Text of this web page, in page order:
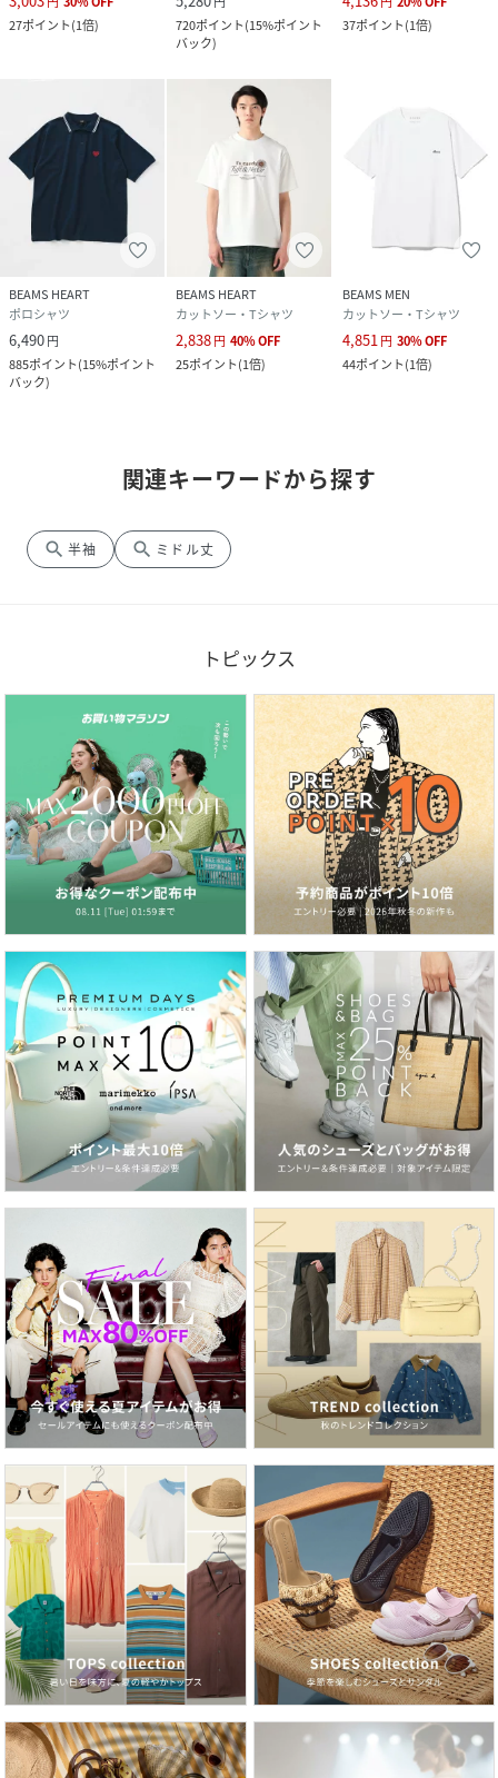
27ポイント(1倍)
720ポイント(15%ポイント
バック)
37ポイント(1倍)
BEAMS HEART
ポロシャツ
6,490円
885ポイント(15%ポイント
バック)
BEAMS HEART
カットソー・Tシャツ
2,838円 40%OFF
25ポイント(1倍)
BEAMS MEN
カットソー・Tシャツ
4,851 円 30%OFF
44ポイント(1倍)
関連キーワードから探す
search 半袖 search ミドル丈
トピックス